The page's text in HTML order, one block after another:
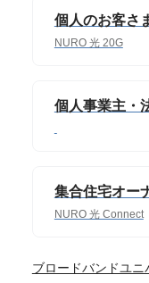
個人のお客さ
NURO 光 20G
個人事業主・
集合住宅オー
NURO 光 Connect
ブロードバンドユ